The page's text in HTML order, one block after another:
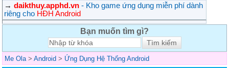
→ daikthuy.apphd.vn - Kho game ứng dụng miễn phí dành
riêng cho HĐH Android
Bạn muốn tìm gì?
Me Ola > Android > Ứng Dụng Hệ Thống Android